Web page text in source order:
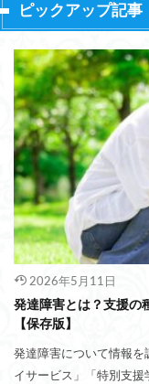
ピックアップ記事
2026年5月11日
発達障害とは？支援の
【保存版】
発達障害について情報
イサービス」「特別支援